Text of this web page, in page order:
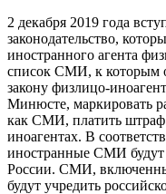
2 декабря 2019 года
законодательство,
иностранного агента
список СМИ, к которым
закону физлицо-
Минюсте, маркировать
как СМИ, платить
иноагентах. В
иностранные СМИ будут
России. СМИ,
будут учредить